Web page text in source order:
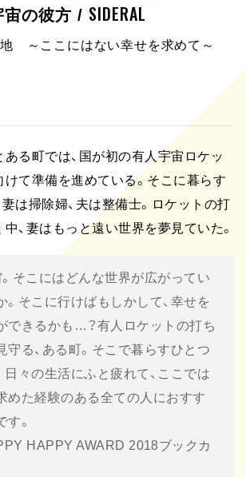
宙の彼方 / SIDERAL
～ここにはない幸せを求めて～
る町では、国が初の有人宇宙ロケッ
けて準備を進めている。そこに暮らす
は掃除婦、夫は整備士。ロケットの打
、妻はもっと遠い世界を夢見ていた。
。そこにはどんな世界が広がってい
。そこに行けばもしかして、幸せを
できるかも…？有人ロケットの打ち
守る、ある町。そこで暮らすひとつ
日々の生活にふと疲れて、ここでは
めた経験のある全ての人におすす
。
HAPPY AWARD 2018ブックカ